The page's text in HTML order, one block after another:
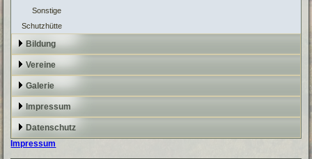
Sonstige
Schutzhütte
Bildung
Vereine
Galerie
Impressum
Datenschutz
Impressum